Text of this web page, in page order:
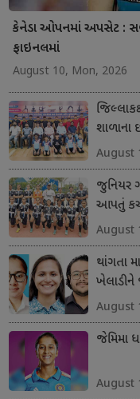
કેનેડા ઓપનમાં અપસેટ :
ફાઇનલમાં
August 10, Mon, 2026
શાળાના
August
જુનિયર
આપતું
August
થાંગતા
ખેલાડીને
August
જેમિમા
August